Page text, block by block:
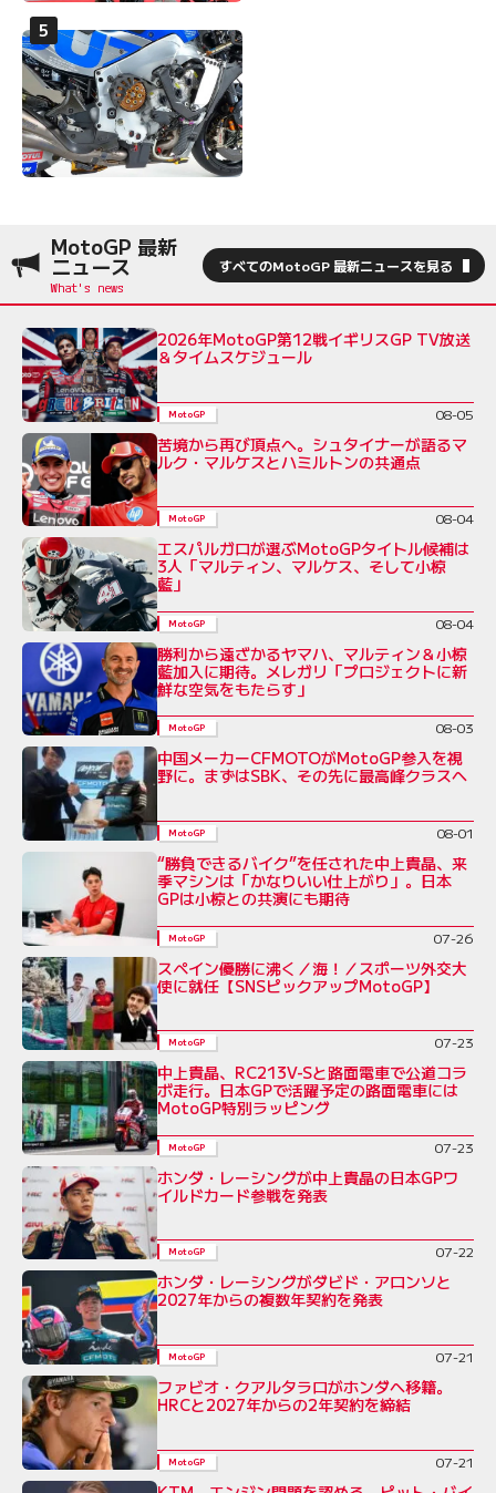
MotoGP 最新
ニュース すべてのMotoGP 最新ニュースを見る
2026年MotoGP第12戦イギリスGP TV放送
＆タイムスケジュール
MotoGP 08-05
苦境から再び頂点へ。シュタイナーが語るマ
ルク・マルケスとハミルトンの共通点
MotoGP 08-04
エスパルガロが選ぶMotoGPタイトル候補は
3人「マルティン、マルケス、そして小椋
藍」
MotoGP 08-04
勝利から遠ざかるヤマハ、マルティン＆小椋
藍加入に期待。メレガリ「プロジェクトに新
鮮な空気をもたらす」
MotoGP 08-03
中国メーカーCFMOTOがMotoGP参入を視
野に。まずはSBK、その先に最高峰クラスへ
MotoGP 08-01
“勝負できるバイク”を任された中上貴晶、来
季マシンは「かなりいい仕上がり」。日本
GPは小椋との共演にも期待
MotoGP 07-26
スペイン優勝に沸く／海！／スポーツ外交大
使に就任【SNSピックアップMotoGP】
MotoGP 07-23
中上貴晶、RC213V-Sと路面電車で公道コラ
ボ走行。日本GPで活躍予定の路面電車には
MotoGP特別ラッピング
MotoGP 07-23
ホンダ・レーシングが中上貴晶の日本GPワ
イルドカード参戦を発表
MotoGP 07-22
ホンダ・レーシングがダビド・アロンソと
2027年からの複数年契約を発表
MotoGP 07-21
ファビオ・クアルタラロがホンダへ移籍。
HRCと2027年からの2年契約を締結
MotoGP 07-21